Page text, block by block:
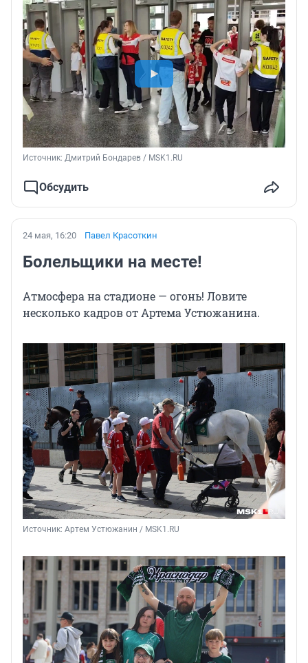
Источник: Дмитрий Бондарев / MSK1.RU
Обсудить
24 мая, 16:20 Павел Красоткин
Болельщики на месте!
Атмосфера на стадионе — огонь! Ловите
несколько кадров от Артема Устюжанина.
Источник: Артем Устюжанин / MSK1.RU